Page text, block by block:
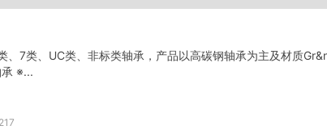
、7类、UC类、非标类轴承，产品以高碳钢轴承为主及材质
※...